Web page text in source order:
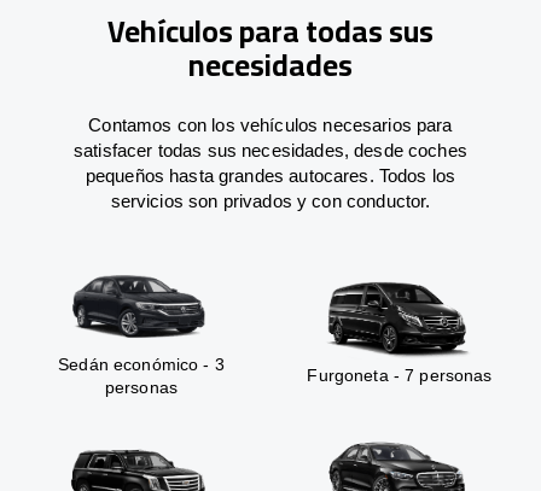
Vehículos para todas sus
necesidades
Contamos con los vehículos necesarios para
satisfacer todas sus necesidades, desde coches
pequeños hasta grandes autocares. Todos los
servicios son privados y con conductor.
Sedán económico - 3
personas
Furgoneta - 7 personas